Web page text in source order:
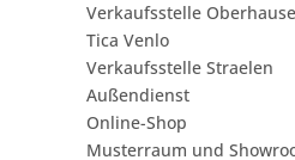
Verkaufsstelle
Tica Venlo
Verkaufsstelle Straelen
Außendienst
Online-Shop
Musterraum und